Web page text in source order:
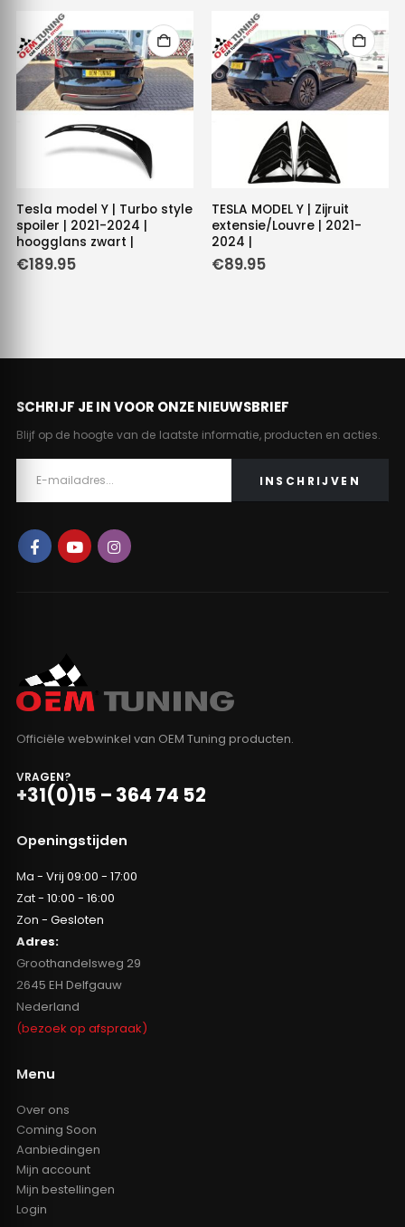
Tesla model Y | Turbo style
spoiler | 2021-2024 |
hoogglans zwart |
€189.95
TESLA MODEL Y | Zijruit
extensie/Louvre | 2021-
2024 |
€89.95
SCHRIJF JE IN VOOR ONZE NIEUWSBRIEF
Blijf op de hoogte van de laatste informatie, producten en acties.
Officiële webwinkel van OEM Tuning producten.
VRAGEN?
+31(0)15 – 364 74 52
Openingstijden
Ma - Vrij 09:00 - 17:00
Zat - 10:00 - 16:00
Zon - Gesloten
Adres:
Groothandelsweg 29
2645 EH Delfgauw
Nederland
(bezoek op afspraak)
Menu
Over ons
Coming Soon
Aanbiedingen
Mijn account
Mijn bestellingen
Login